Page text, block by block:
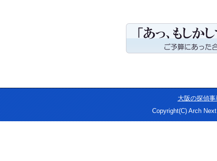
大阪の探偵
Copyright(C) Arch